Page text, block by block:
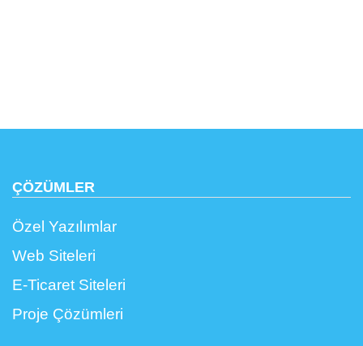
ÇÖZÜMLER
Özel Yazılımlar
Web Siteleri
E-Ticaret Siteleri
Proje Çözümleri